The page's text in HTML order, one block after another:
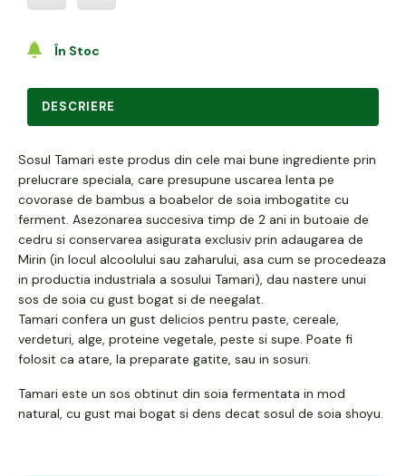
În Stoc
DESCRIERE
Sosul Tamari este produs din cele mai bune ingrediente prin
prelucrare speciala, care presupune uscarea lenta pe
covorase de bambus a boabelor de soia imbogatite cu
ferment. Asezonarea succesiva timp de 2 ani in butoaie de
cedru si conservarea asigurata exclusiv prin adaugarea de
Mirin (in locul alcoolului sau zaharului, asa cum se procedeaza
in productia industriala a sosului Tamari), dau nastere unui
sos de soia cu gust bogat si de neegalat.
Tamari confera un gust delicios pentru paste, cereale,
verdeturi, alge, proteine vegetale, peste si supe. Poate fi
folosit ca atare, la preparate gatite, sau in sosuri.
Tamari este un sos obtinut din soia fermentata in mod
natural, cu gust mai bogat si dens decat sosul de soia shoyu.